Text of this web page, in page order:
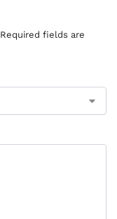
Required fields are